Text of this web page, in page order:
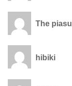
The piasu
hibiki